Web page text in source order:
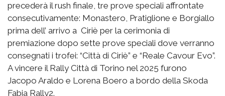
precederà il rush finale, tre prove speciali affrontate
consecutivamente: Monastero, Pratiglione e Borgiallo
prima dell’ arrivo a Ciriè per la cerimonia di
premiazione dopo sette prove speciali dove verranno
consegnati i trofei: “Città di Ciriè” e “Reale Cavour Evo”.
A vincere il Rally Città di Torino nel 2025 furono
Jacopo Araldo e Lorena Boero a bordo della Skoda
Fabia Rally2.